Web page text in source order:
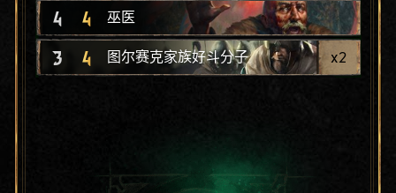
4 4 巫医
3 4 图尔赛克家族好斗分子 x2